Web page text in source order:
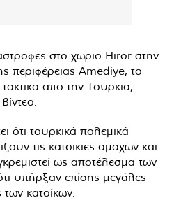
στο χωριό Hiror στην
περιφέρειας Amediye, το
από την Τουρκία,
ότι τουρκικά πολεμικά
τις κατοικίες αμάχων και
ως αποτέλεσμα των
υπήρξαν επίσης μεγάλες
κατοίκων.